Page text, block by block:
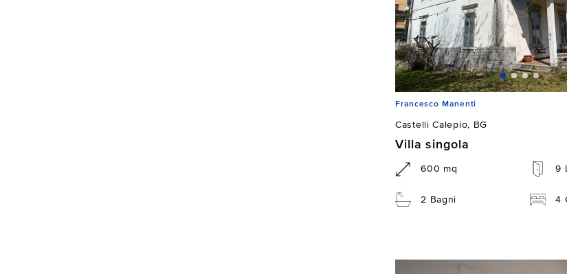
Francesco Manenti
Castelli Calepio, BG
Villa singola
600 mq 9
2 Bagni 4